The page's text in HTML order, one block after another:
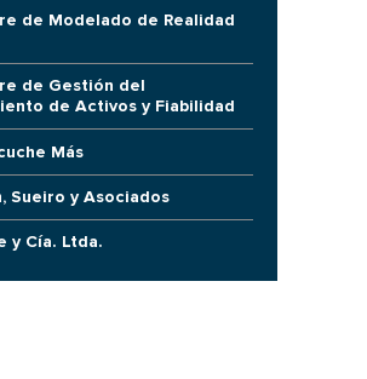
de Modelado de Realidad
de Gestión del
de Activos y Fiabilidad
Más
Sueiro y Asociados
y Cía. Ltda.